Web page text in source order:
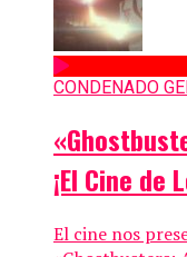
CONDENADO
¡El Cine de
El cine nos